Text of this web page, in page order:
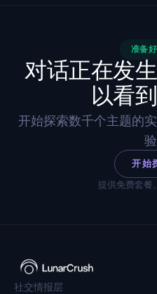
准备
对话正在发
以看
开始探索数千个主题的
验
开始
提供免费套餐
社交情报层